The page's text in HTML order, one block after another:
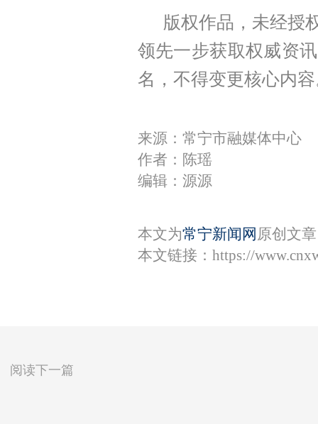
版权作品，未经授
领先一步获取权威资
名，不得变更核心内
来源：常宁市融媒体中心
作者：陈瑶
编辑：源源
本文为常宁新闻网 原创文
本文链接： https://
阅读下一篇